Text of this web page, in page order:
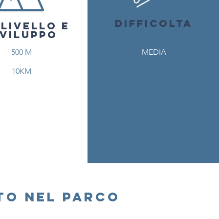
E
500 M
10KM
DIFFICOLTA
MEDIA
nel parco